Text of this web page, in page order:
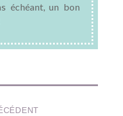
échéant, un bon